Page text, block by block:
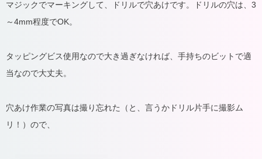
マジックでマーキングして、ドリルで穴あけです。ドリルの穴は、3
～4mm程度でOK。
タッピングビス使用なので大き過ぎなければ、手持ちのビットで適
当なので大丈夫。
穴あけ作業の写真は撮り忘れた（と、言うかドリル片手に撮影ム
リ！）ので、